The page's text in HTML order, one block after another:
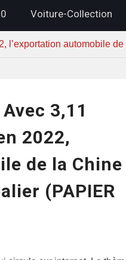
Voiture-Collection
l’exportation automobile
3,11
2022,
de la Chine
(PAPIER